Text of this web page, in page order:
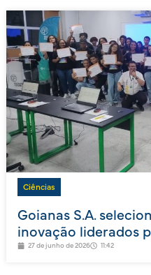
Ciências
Goianas S.A.
inovação liderados
27 de junho de 2026 11:42